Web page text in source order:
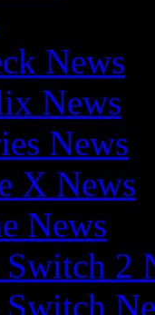
News
News
News
X News
News
2